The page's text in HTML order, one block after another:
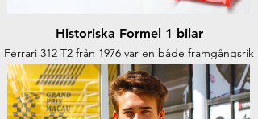
Historiska Formel 1 bilar
Ferrari 312 T2 från 1976 var en både framgångsrik
och vacker Formel 1 bil med V12-motor och stora
karaktäristiska luftintag på sidorna som kördes av
Niki Lauda till seger i Formel 1 1976.